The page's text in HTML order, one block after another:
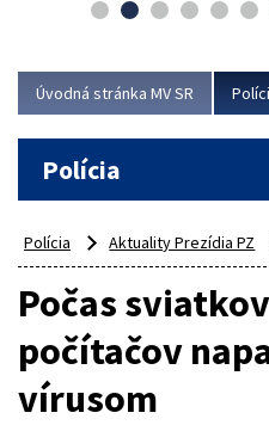
Rastislav Polakovič a riaditeľ
Úvodná stránka MV SR
Polícia
Polícia Aktuality Prezídia PZ
Počas
počítačov
vírusom